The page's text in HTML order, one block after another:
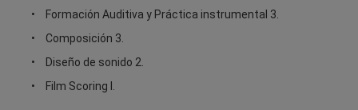
Formación Auditiva y Práctica instrumental 3.
Composición 3.
Diseño de sonido 2.
Film Scoring I.